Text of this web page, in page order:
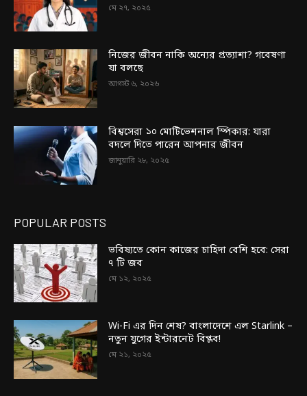
মে ২৭, ২০২৫
নিজের জীবন নাকি অন্যের প্রত্যাশা? গবেষণা
যা বলছে
আগস্ট ৬, ২০২৬
বিশ্বসেরা ১০ মোটিভেশনাল স্পিকার: যারা
বদলে দিতে পারেন আপনার জীবন
জানুয়ারি ২৮, ২০২৫
POPULAR POSTS
ভবিষ্যতে কোন কাজের চাহিদা বেশি হবে: সেরা
৭ টি জব
মে ১২, ২০২৫
Wi-Fi এর দিন শেষ? বাংলাদেশে এল Starlink –
নতুন যুগের ইন্টারনেট বিপ্লব!
মে ২১, ২০২৫